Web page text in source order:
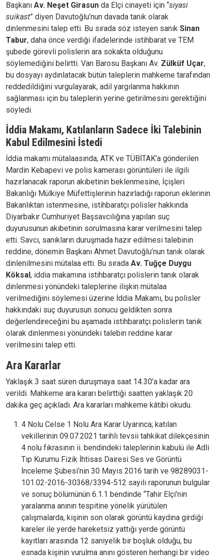
Başkanı Av. Neşet Girasun da Elçi cinayeti için “siyasi
suikast” diyen Davutoğlu’nun davada tanık olarak
dinlenmesini talep etti. Bu sırada söz isteyen sanık Sinan
Tabur, daha önce verdiği ifadelerinde istihbarat ve TEM
şubede görevli polislerin ara sokakta olduğunu
söylemediğini belirtti. Van Barosu Başkanı Av. Zülküf Uçar,
bu dosyayı aydınlatacak bütün taleplerin mahkeme tarafından
reddedildiğini vurgulayarak, adil yargılanma hakkının
sağlanması için bu taleplerin yerine getirilmesini gerektiğini
söyledi.
İddia Makamı, Katılanların Sadece İki Talebinin
Kabul Edilmesini İstedi
İddia makamı mütalaasında, ATK ve TÜBİTAK’a gönderilen
Mardin Kebapevi ve polis kamerası görüntüleri ile ilgili
hazırlanacak raporun akıbetinin beklenmesine, İçişleri
Bakanlığı Mülkiye Müfettişlerinin hazırladığı raporun eklerinin
Bakanlıktan istenmesine, istihbaratçı polisler hakkında
Diyarbakır Cumhuriyet Başsavcılığına yapılan suç
duyurusunun akıbetinin sorulmasına karar verilmesini talep
etti. Savcı, sanıkların duruşmada hazır edilmesi talebinin
reddine, dönemin Başkanı Ahmet Davutoğlu’nun tanık olarak
dinlenilmesini mütalaa etti. Bu sırada Av. Tuğçe Duygu
Köksal , iddia makamına istihbaratçı polislerin tanık olarak
dinlenmesi yönündeki taleplerine ilişkin mütalaa
verilmediğini söylemesi üzerine İddia Makamı, bu polisler
hakkındaki suç duyurusun sonucu geldikten sonra
değerlendireceğini bu aşamada istihbaratçı polislerin tanık
olarak dinlenmesi yönündeki talebin reddine karar
verilmesini talep etti.
Ara Kararlar
Yaklaşık 3 saat süren duruşmaya saat 14.30’a kadar ara
verildi. Mahkeme ara kararı belirttiği saatten yaklaşık 20
dakika geç açıkladı. Ara kararları mahkeme kâtibi okudu.
4 Nolu Celse 1 Nolu Ara Karar Uyarınca; katılan
vekillerinin 09.07.2021 tarihli tevsii tahkikat dilekçesinin
4 nolu fıkrasının ii. bendindeki taleplerinin kabulü ile Adli
Tıp Kurumu Fizik İhtisas Dairesi Ses ve Görüntü
İnceleme Şubesi’nin 30 Mayıs 2016 tarih ve 98289031-
101.02-2016-30368/3394-512 sayılı raporunun bulgular
ve sonuç bölümünün 6.1.1 bendinde “Tahir Elçi’nin
yaralanma anının tespitine yönelik yürütülen
çalışmalarda, kişinin son olarak görüntü kaydına girdiği
kareler ile yerde hareketsiz yattığı yerde görüntü
kayıtları arasında 12 saniyelik bir boşluk olduğu, bu
esnada kişinin vurulma anını gösteren herhangi bir video